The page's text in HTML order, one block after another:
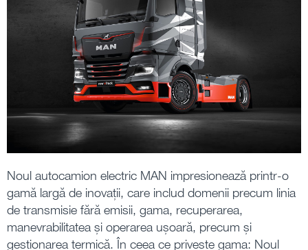
Noul autocamion electric MAN impresionează printr-o
gamă largă de inovații, care includ domenii precum linia
de transmisie fără emisii, gama, recuperarea,
manevrabilitatea și operarea ușoară, precum și
gestionarea termică. În ceea ce privește gama: Noul